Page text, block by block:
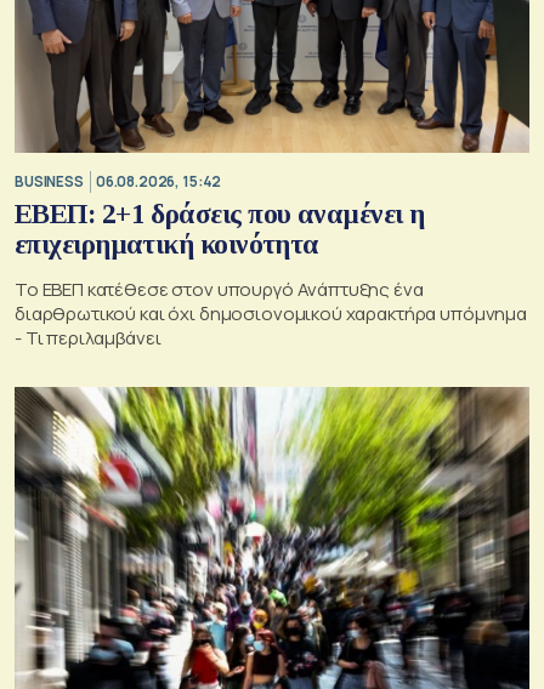
BUSINESS 06.08.2026, 15:42
ΕΒΕΠ: 2+1 δράσεις που αναμένει η
επιχειρηματική κοινότητα
Το ΕΒΕΠ κατέθεσε στον υπουργό Ανάπτυξης ένα
διαρθρωτικού και όχι δημοσιονομικού χαρακτήρα υπόμνημα
- Τι περιλαμβάνει